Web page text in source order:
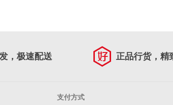
，极速配送 正品行货，精
支付方式